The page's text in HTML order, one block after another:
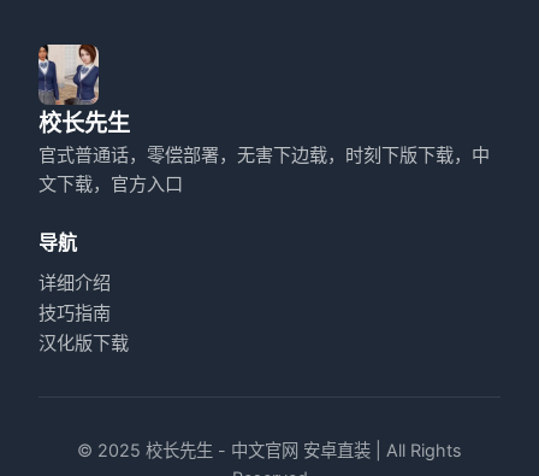
校长先生
官式普通话，零偿部署，无害下边载，时刻下版下载，中
文下载，官方入口
导航
详细介绍
技巧指南
汉化版下载
© 2025 校长先生 - 中文官网 安卓直装 | All Rights